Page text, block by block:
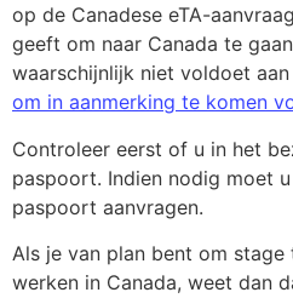
op de Canadese eTA-
geeft om naar Canada te
waarschijnlijk niet voldoet
om in aanmerking te komen
Controleer eerst of u in het
paspoort. Indien nodig moet
paspoort aanvragen.
Als je van plan bent om
werken in Canada, weet dan